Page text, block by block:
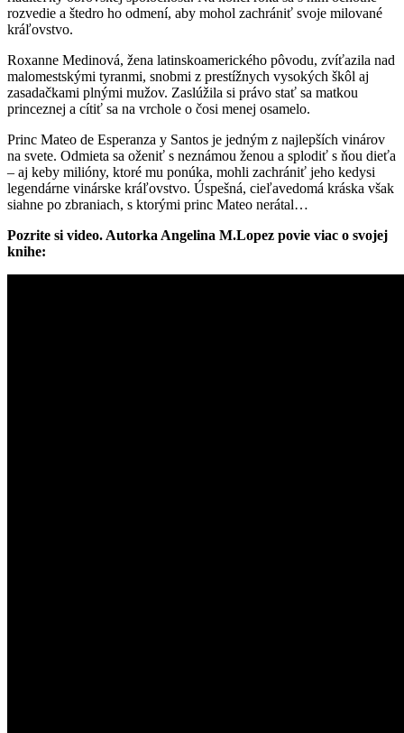
rozvedie a štedro ho odmení, aby mohol zachrániť svoje milované
kráľovstvo.
Roxanne Medinová, žena latinskoamerického pôvodu, zvíťazila nad
malomestskými tyranmi, snobmi z prestížnych vysokých škôl aj
zasadačkami plnými mužov. Zaslúžila si právo stať sa matkou
princeznej a cítiť sa na vrchole o čosi menej osamelo.
Princ Mateo de Esperanza y Santos je jedným z najlepších vinárov
na svete. Odmieta sa oženiť s neznámou ženou a splodiť s ňou dieťa
– aj keby milióny, ktoré mu ponúka, mohli zachrániť jeho kedysi
legendárne vinárske kráľovstvo. Úspešná, cieľavedomá kráska však
siahne po zbraniach, s ktorými princ Mateo nerátal…
Pozrite si video. Autorka Angelina M.Lopez povie viac o svojej
knihe: